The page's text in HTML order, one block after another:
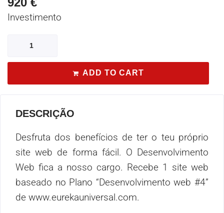
Investimento
ADD TO CART
DESCRIÇÃO
Desfruta dos benefícios de ter o teu próprio
site web de forma fácil. O Desenvolvimento
Web fica a nosso cargo. Recebe 1 site web
baseado no Plano “Desenvolvimento web #4”
de www.eurekauniversal.com.